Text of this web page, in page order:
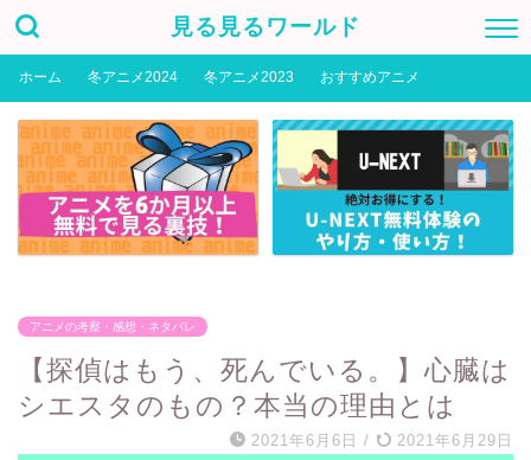
見る見るワールド
ホーム 冬アニメ2024 冬アニメ2023 おすすめアニメ
アニメの考察・感想・ネタバレ
【探偵はもう、死んでいる。】心臓は
シエスタのもの？本当の理由とは
2021年6月6日 / 2021年6月29日